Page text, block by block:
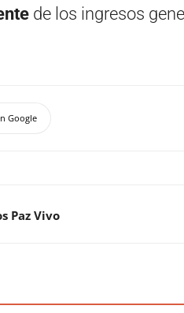
de los ingresos
Google
Paz Vivo